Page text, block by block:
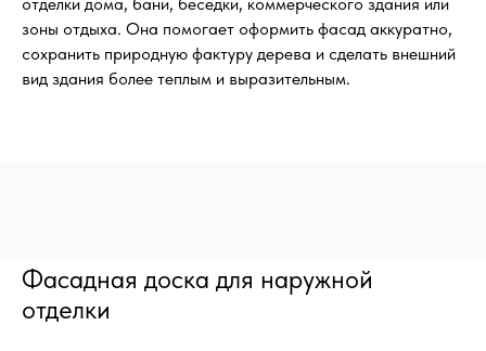
зоны отдыха. Она помогает оформить фасад аккуратно,
сохранить природную фактуру дерева и сделать внешний
вид здания более теплым и выразительным.
Фасадная доска для наружной
отделки